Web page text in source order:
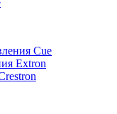
Cue
Extron